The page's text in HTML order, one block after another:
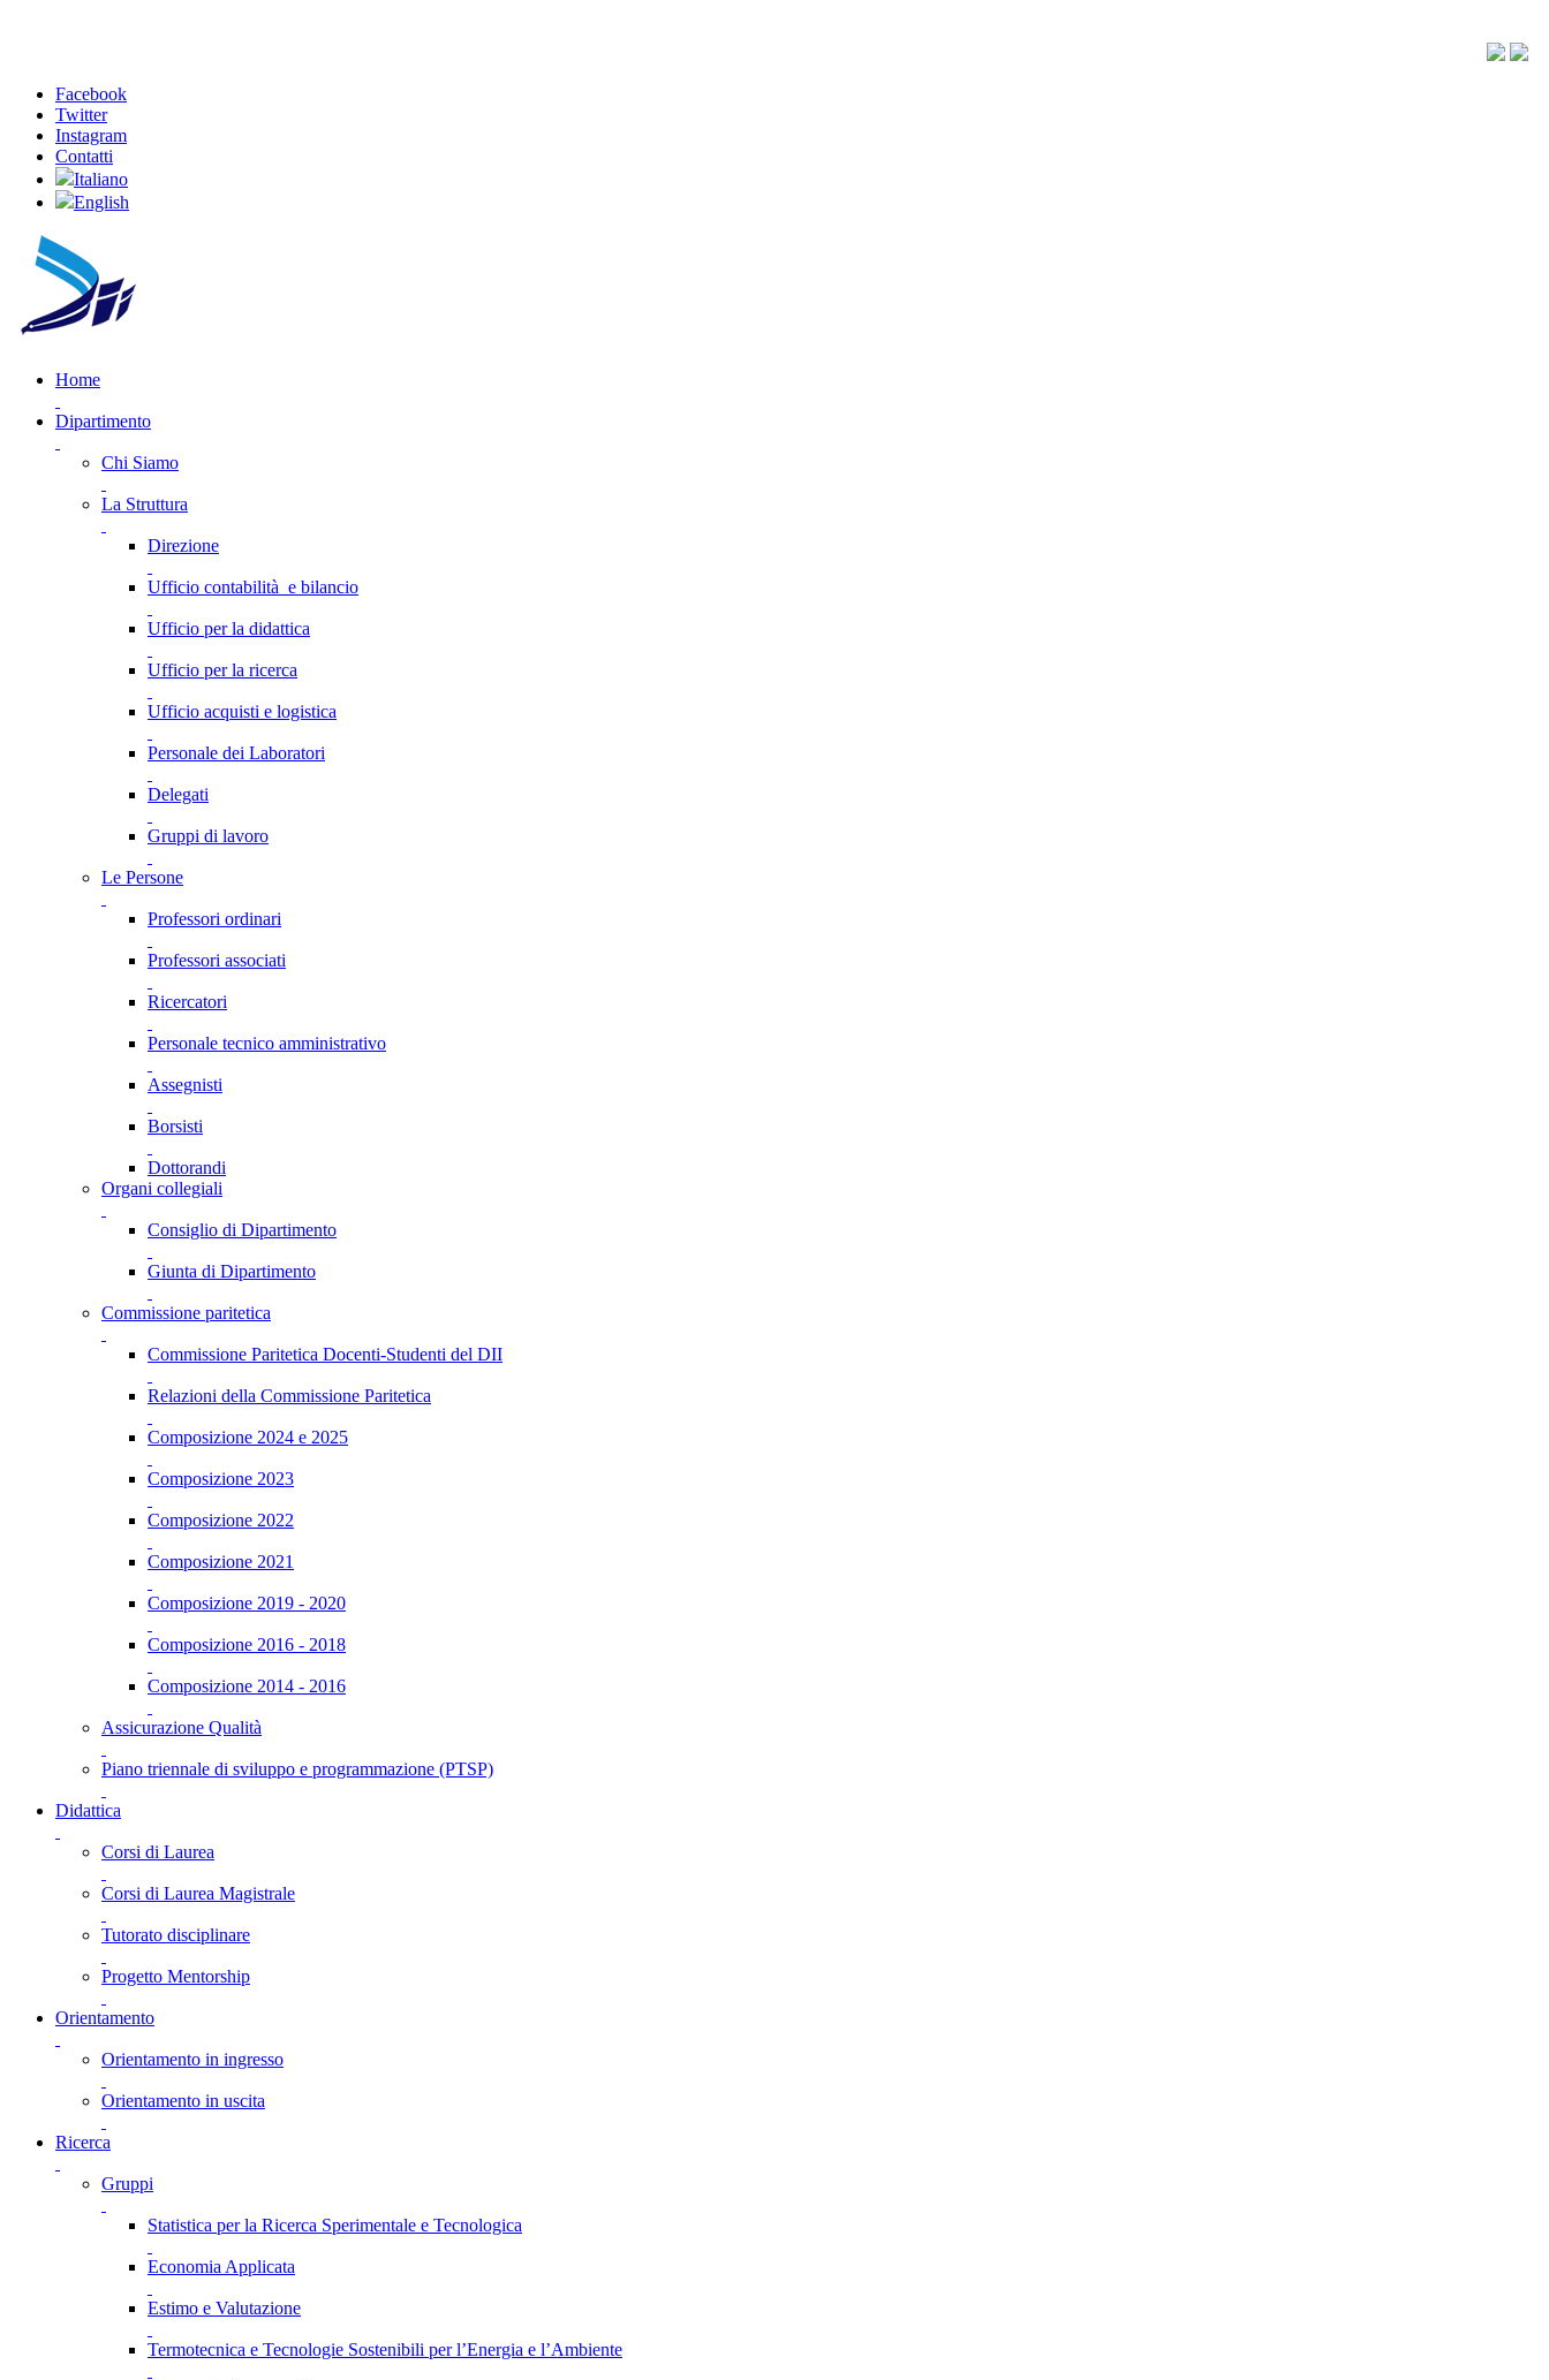
Facebook
Twitter
Instagram
Contatti
Italiano
English
Home
Dipartimento
Chi Siamo
La Struttura
Direzione
Ufficio contabilità e bilancio
Ufficio per la didattica
Ufficio per la ricerca
Ufficio acquisti e logistica
Personale dei Laboratori
Delegati
Gruppi di lavoro
Le Persone
Professori ordinari
Professori associati
Ricercatori
Personale tecnico amministrativo
Assegnisti
Borsisti
Dottorandi
Organi collegiali
Consiglio di Dipartimento
Giunta di Dipartimento
Commissione paritetica
Commissione Paritetica Docenti-Studenti del DII
Relazioni della Commissione Paritetica
Composizione 2024 e 2025
Composizione 2023
Composizione 2022
Composizione 2021
Composizione 2019 - 2020
Composizione 2016 - 2018
Composizione 2014 - 2016
Assicurazione Qualità
Piano triennale di sviluppo e programmazione (PTSP)
Didattica
Corsi di Laurea
Corsi di Laurea Magistrale
Tutorato disciplinare
Progetto Mentorship
Orientamento
Orientamento in ingresso
Orientamento in uscita
Ricerca
Gruppi
Statistica per la Ricerca Sperimentale e Tecnologica
Economia Applicata
Estimo e Valutazione
Termotecnica e Tecnologie Sostenibili per l’Energia e l’Ambiente